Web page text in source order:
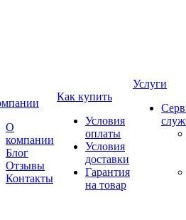
О
компании
Блог
Отзывы
Контакты
Как купить
Условия
оплаты
Условия
доставки
Гарантия
на товар
Услуги